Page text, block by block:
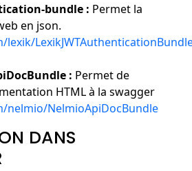
bundle : Permet la
en json.
: Permet de
HTML à la swagger
NelmioApiDocBundle
DANS